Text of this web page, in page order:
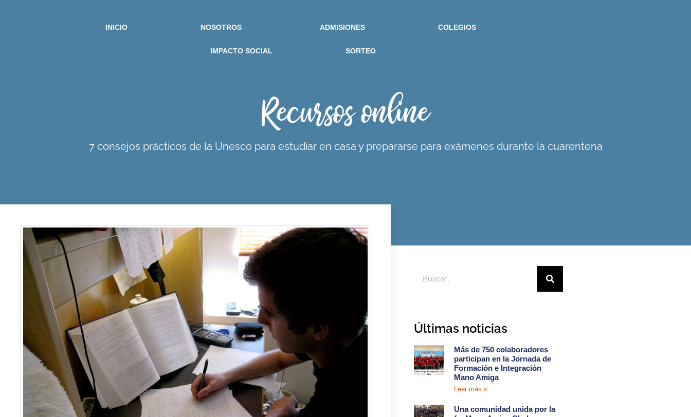
INICIO NOSOTROS ADMISIONES COLEGIOS
IMPACTO SOCIAL SORTEO
Recursos online
7 consejos prácticos de la Unesco para estudiar en casa y prepararse para exámenes durante la cuarentena
Últimas noticias
Más de 750 colaboradores
participan en la Jornada de
Formación e Integración
Mano Amiga
Leer más »
Una comunidad unida por la